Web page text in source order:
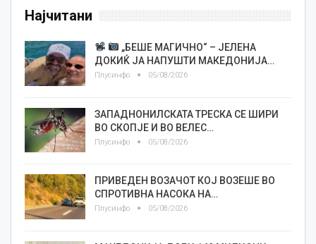
Најчитани
„БЕШЕ МАГИЧНО“ – ЈЕЛЕНА
ДОКИЌ ЈА НАПУШТИ МАКЕДОНИЈА…
Плусинфо 05/08/2026
ЗАПАДНОНИЛСКАТА ТРЕСКА СЕ ШИРИ
ВО СКОПЈЕ И ВО ВЕЛЕС…
Плусинфо 05/08/2026
ПРИВЕДЕН ВОЗАЧОТ КОЈ ВОЗЕШЕ ВО
СПРОТИВНА НАСОКА НА…
Плусинфо 05/08/2026